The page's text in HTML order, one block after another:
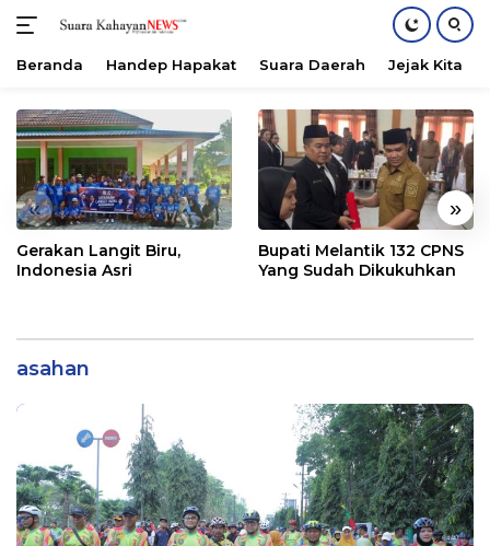
konten
Beranda Handep Hapakat Suara Daerah Jejak Kita
« »
Gerakan Langit Biru,
Indonesia Asri
Bupati Melantik 132 CPNS
Yang Sudah Dikukuhkan
asahan